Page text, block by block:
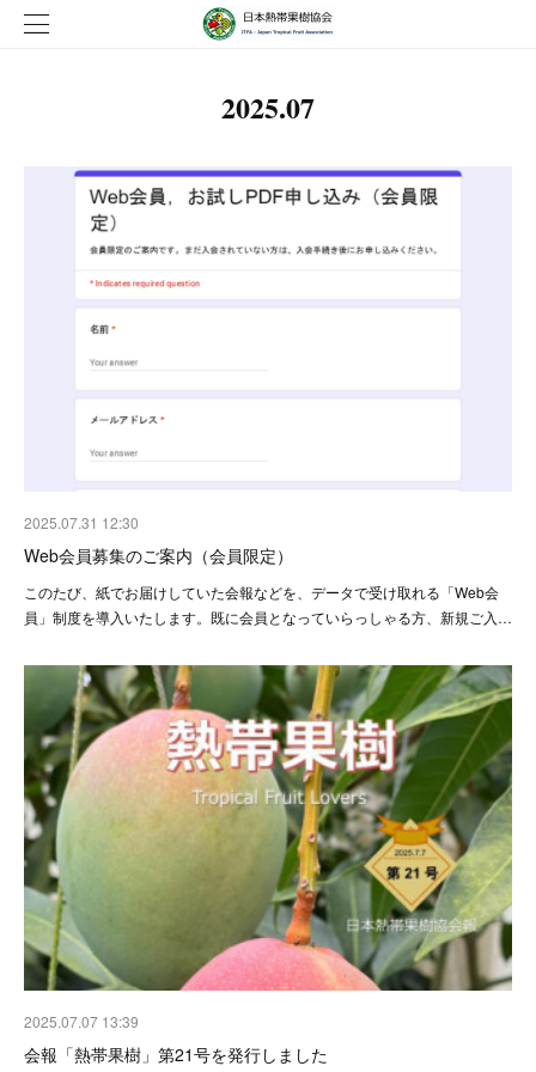
2025.07
2025.07.31 12:30
Web会員募集のご案内（会員限定）
このたび、紙でお届けしていた会報などを、データで受け取れる「Web会
員」制度を導入いたします。既に会員となっていらっしゃる方、新規ご入…
2025.07.07 13:39
会報「熱帯果樹」第21号を発行しました